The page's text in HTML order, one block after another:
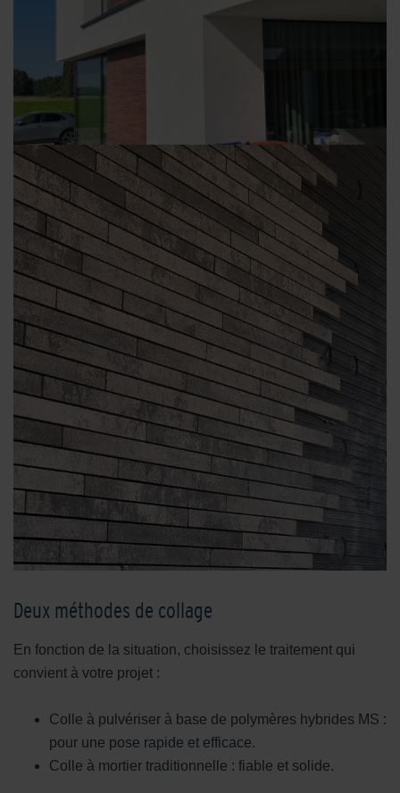
Deux méthodes de collage
En fonction de la situation, choisissez le traitement qui
convient à votre projet :
Colle à pulvériser à base de polymères hybrides MS :
pour une pose rapide et efficace.
Colle à mortier traditionnelle : fiable et solide.